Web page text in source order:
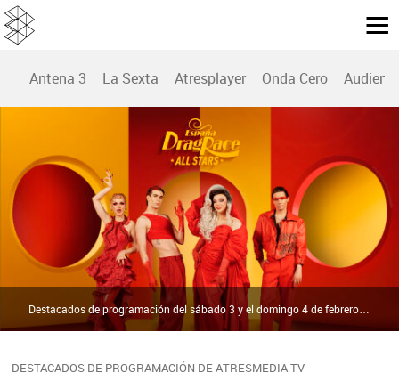
Antena 3 La Sexta Atresplayer Onda Cero
DESTACADOS DE PROGRAMACIÓN DE ATRESMEDIA TV
Destacados de programación del sábado 3 y el domingo 4 de febrero | Atresmedia